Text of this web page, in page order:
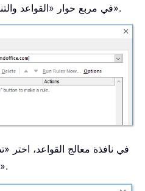
2. في مربع حوار «القواعد والتنبيهات»، انقر «قاعدة جديدة».
التي أستلمها»، ثم انقر «التالي».